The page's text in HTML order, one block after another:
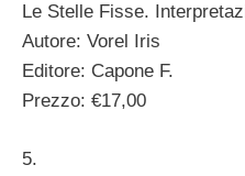
Le Stelle Fisse.
Autore: Vorel Iris
Editore: Capone F.
Prezzo: €17,00
5.